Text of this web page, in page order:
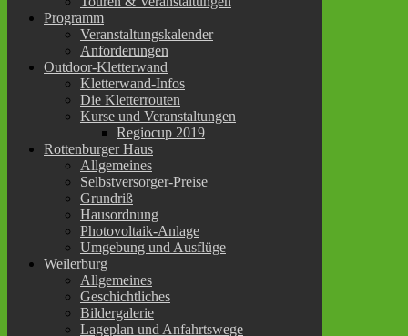
Programm
Veranstaltungskalender
Anforderungen
Outdoor-Kletterwand
Kletterwand-Infos
Die Kletterrouten
Kurse und Veranstaltungen
Regiocup 2019
Rottenburger Haus
Allgemeines
Selbstversorger-Preise
Grundriß
Hausordnung
Photovoltaik-Anlage
Umgebung und Ausflüge
Weilerburg
Allgemeines
Geschichtliches
Bildergalerie
Lageplan und Anfahrtswege